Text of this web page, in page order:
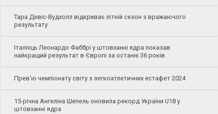
Тара Девіс-Вудхолл відкриває літній сезон з вражаючого
результату
Італієць Леонардо Фаббрі у штовханні ядра показав
найкращий результат в Європі за останні 36 років
Прев'ю чемпіонату світу з легкоатлетичних естафет 2024
15-річна Ангеліна Шепель оновила рекорд України U18 у
штовханні ядра